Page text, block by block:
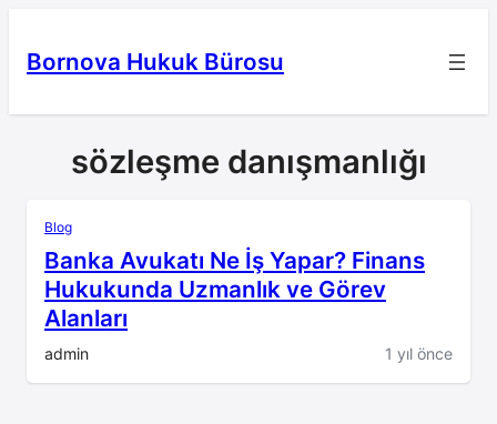
geçBornova Hukuk Bürosu
sözleşme danışmanlığı
Blog
Banka Avukatı Ne İş Yapar? Finans
Hukukunda Uzmanlık ve Görev
Alanları
admin 1 yıl önce